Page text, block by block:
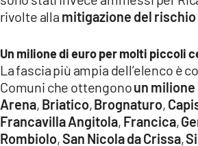
rivolte alla mitigazione del
Un milione di euro per molti piccoli
La fascia più ampia dell’elenco è
Comuni che ottengonoun
Arena, Briatico,Brognaturo,
Francavilla Angitola, Francica,
Rombiolo,San Nicola da Crissa,